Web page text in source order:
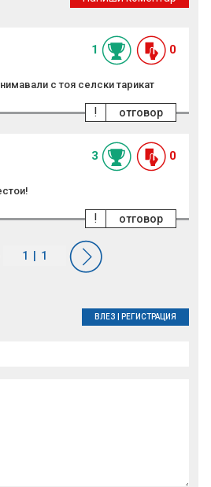
1 0
с тоя селски тарикат
отговор
!
3 0
отговор
!
ВЛЕЗ РЕГИСТРАЦИЯ